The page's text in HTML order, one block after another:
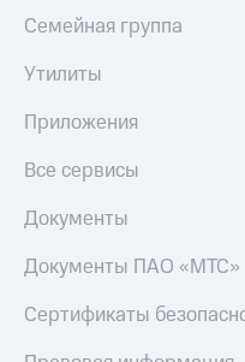
Умный
и
товары
Семейная группа
Утилиты
Приложения
Все сервисы
Документы
Документы ПАО «МТС»
Сертификаты